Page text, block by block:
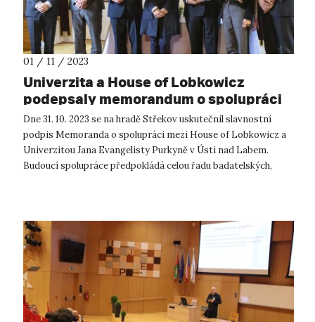
01 / 11 / 2023
Univerzita a House of Lobkowicz
podepsaly memorandum o spolupráci
Dne 31. 10. 2023 se na hradě Střekov uskutečnil slavnostní
podpis Memoranda o spolupráci mezi House of Lobkowicz a
Univerzitou Jana Evangelisty Purkyně v Ústí nad Labem.
Budoucí spolupráce předpokládá celou řadu badatelských,